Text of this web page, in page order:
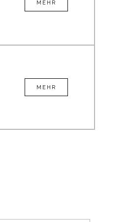
MEHR
MEHR